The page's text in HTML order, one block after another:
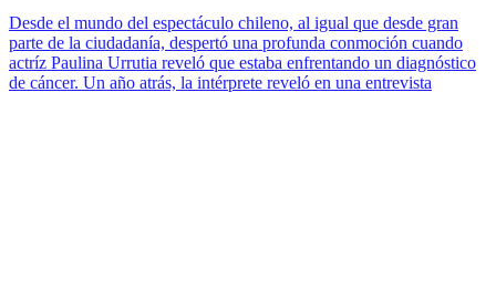
Desde el mundo del espectáculo chileno, al igual que desde gran
parte de la ciudadanía, despertó una profunda conmoción cuando
actríz Paulina Urrutia reveló que estaba enfrentando un diagnóstico
de cáncer. Un año atrás, la intérprete reveló en una entrevista